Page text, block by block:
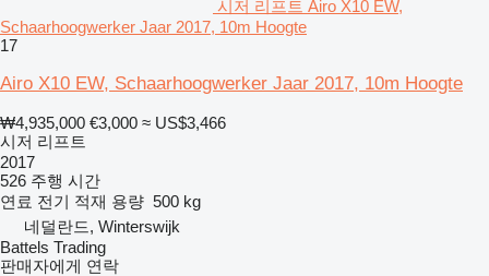
시저 리프트 Airo X10 EW,
Schaarhoogwerker Jaar 2017, 10m Hoogte
17
Airo X10 EW, Schaarhoogwerker Jaar 2017, 10m Hoogte
₩4,935,000 €3,000 ≈ US$3,466
시저 리프트
2017
526 주행 시간
연료 전기 적재 용량 500 kg
네덜란드, Winterswijk
Battels Trading
판매자에게 연락